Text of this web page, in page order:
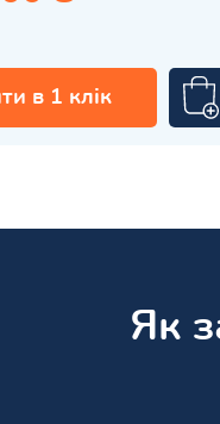
в 1 клік
Як